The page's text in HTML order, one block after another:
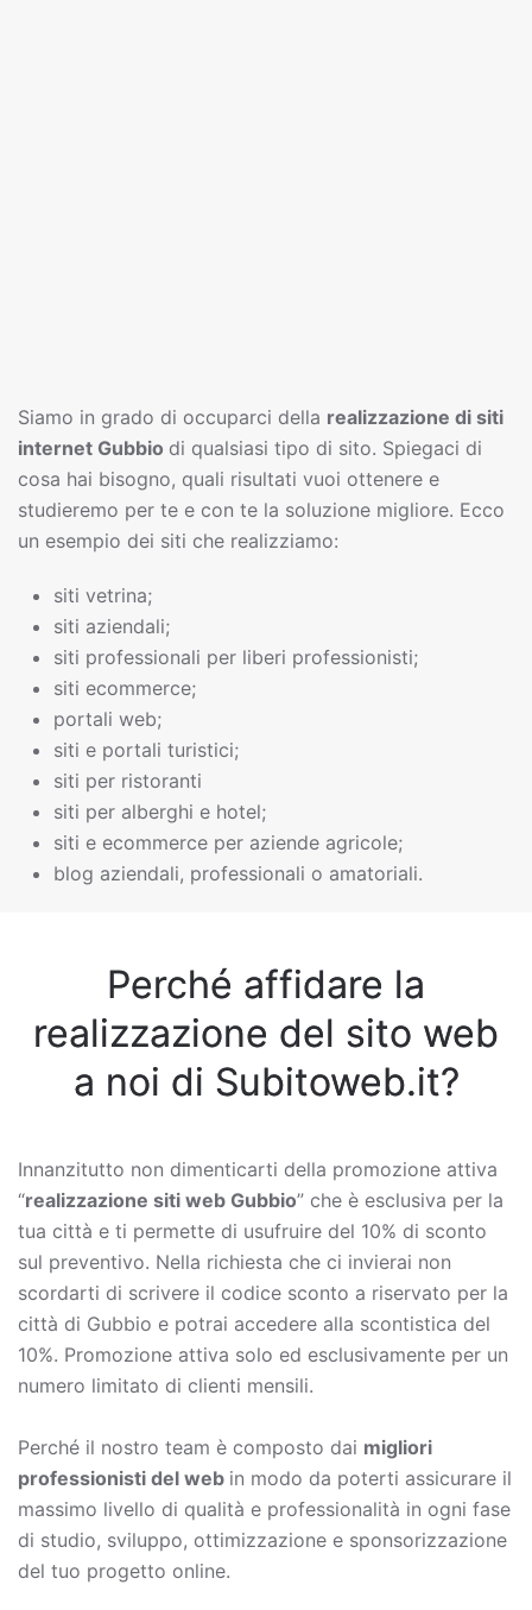
Siamo in grado di occuparci della realizzazione di siti
internet Gubbio di qualsiasi tipo di sito. Spiegaci di
cosa hai bisogno, quali risultati vuoi ottenere e
studieremo per te e con te la soluzione migliore. Ecco
un esempio dei siti che realizziamo:
siti vetrina;
siti aziendali;
siti professionali per liberi professionisti;
siti ecommerce;
portali web;
siti e portali turistici;
siti per ristoranti
siti per alberghi e hotel;
siti e ecommerce per aziende agricole;
blog aziendali, professionali o amatoriali.
Perché affidare la
realizzazione del sito web
a noi di Subitoweb.it?
Innanzitutto non dimenticarti della promozione attiva
“realizzazione siti web Gubbio” che è esclusiva per la
tua città e ti permette di usufruire del 10% di sconto
sul preventivo. Nella richiesta che ci invierai non
scordarti di scrivere il codice sconto a riservato per la
città di Gubbio e potrai accedere alla scontistica del
10%. Promozione attiva solo ed esclusivamente per un
numero limitato di clienti mensili.
Perché il nostro team è composto dai migliori
professionisti del web in modo da poterti assicurare il
massimo livello di qualità e professionalità in ogni fase
di studio, sviluppo, ottimizzazione e sponsorizzazione
del tuo progetto online.